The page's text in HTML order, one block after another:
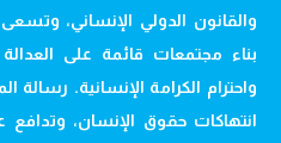
والقانون الدولي الإنساني،
بناء مجتمعات قائمة على
واحترام الكرامة الإنسانية.
انتهاكات حقوق الإنسان، وتدافع